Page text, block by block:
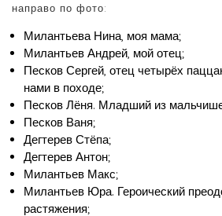
направо по фото:
Милантьева Нина, моя мама;
Милантьев Андрей, мой отец;
Песков Сергей, отец четырёх
нами в походе;
Песков Лёня. Младший из
Песков Ваня;
Дегтерев Стёпа;
Дегтерев Антон;
Милантьев Макс;
Милантьев Юра. Героический
растяжения;